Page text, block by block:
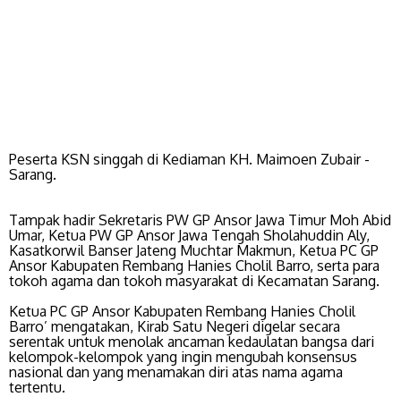
Peserta KSN singgah di Kediaman KH. Maimoen Zubair -
Sarang.
Tampak hadir Sekretaris PW GP Ansor Jawa Timur Moh Abid
Umar, Ketua PW GP Ansor Jawa Tengah Sholahuddin Aly,
Kasatkorwil Banser Jateng Muchtar Makmun, Ketua PC GP
Ansor Kabupaten Rembang Hanies Cholil Barro, serta para
tokoh agama dan tokoh masyarakat di Kecamatan Sarang.
Ketua PC GP Ansor Kabupaten Rembang Hanies Cholil
Barro’ mengatakan, Kirab Satu Negeri digelar secara
serentak untuk menolak ancaman kedaulatan bangsa dari
kelompok-kelompok yang ingin mengubah konsensus
nasional dan yang menamakan diri atas nama agama
tertentu.